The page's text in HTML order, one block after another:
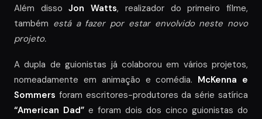
Além dissoJon Watts, realizador do primeiro filme,
também está a fazer por estar envolvido neste novo
projeto.
A dupla de guionistas já colaborou em vários projetos,
nomeadamente em animação e comédia. McKenna e
Sommers foram escritores-produtores da série satírica
“American Dad” e foram dois dos cinco guionistas do